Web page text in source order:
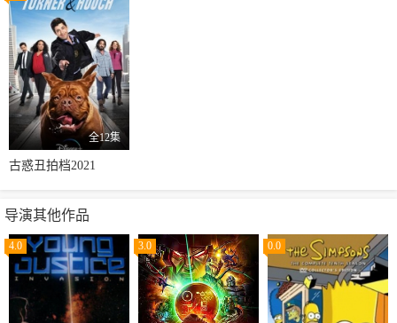
全12集
古惑丑拍档2021
导演其他作品
4.0 3.0 0.0